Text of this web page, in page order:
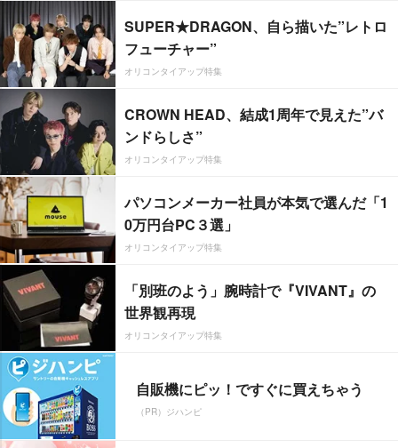
SUPER★DRAGON、自ら描いた”レトロ
フューチャー”
オリコンタイアップ特集
CROWN HEAD、結成1周年で見えた”バ
ンドらしさ”
オリコンタイアップ特集
パソコンメーカー社員が本気で選んだ「1
0万円台PC３選」
オリコンタイアップ特集
「別班のよう」腕時計で『VIVANT』の
世界観再現
オリコンタイアップ特集
自販機にピッ！ですぐに買えちゃう
（PR）ジハンピ